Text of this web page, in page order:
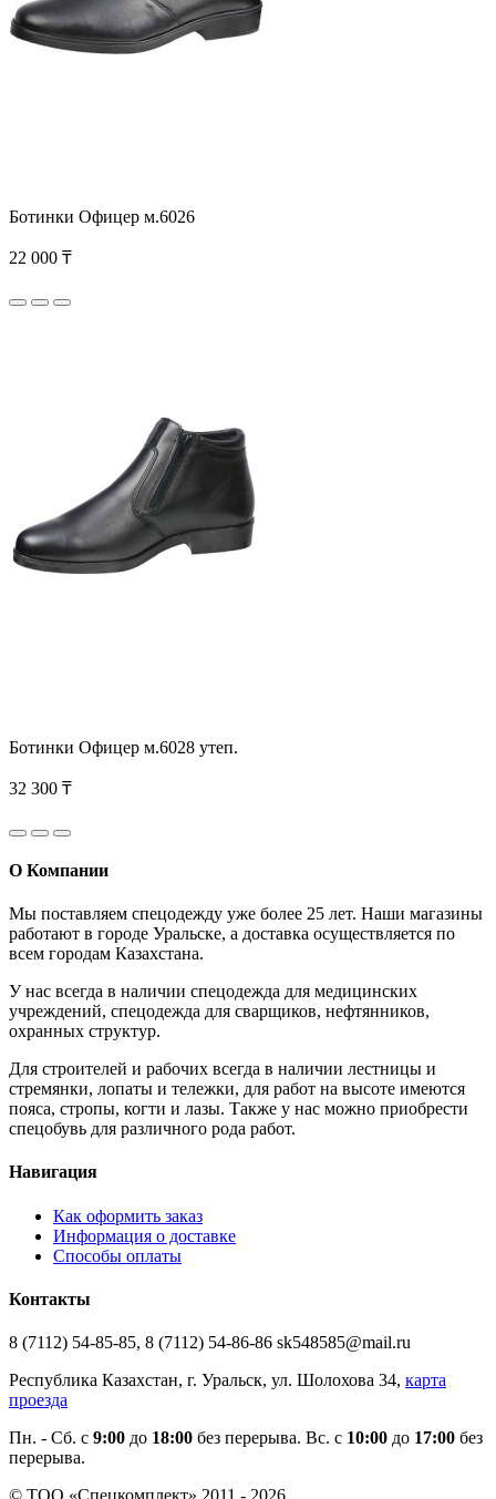
Ботинки Офицер м.6026
22 000 ₸
Ботинки Офицер м.6028 утеп.
32 300 ₸
О Компании
Мы поставляем спецодежду уже более 25 лет. Наши магазины
работают в городе Уральске, а доставка осуществляется по
всем городам Казахстана.
У нас всегда в наличии спецодежда для медицинских
учреждений, спецодежда для сварщиков, нефтянников,
охранных структур.
Для строителей и рабочих всегда в наличии лестницы и
стремянки, лопаты и тележки, для работ на высоте имеются
пояса, стропы, когти и лазы. Также у нас можно приобрести
спецобувь для различного рода работ.
Навигация
Как оформить заказ
Информация о доставке
Способы оплаты
Контакты
8 (7112) 54-85-85, 8 (7112) 54-86-86 sk548585@mail.ru
Республика Казахстан, г. Уральск, ул. Шолохова 34, карта
проезда
Пн. - Cб. с 9:00 до 18:00 без перерыва. Вс. с 10:00 до 17:00 без
перерыва.